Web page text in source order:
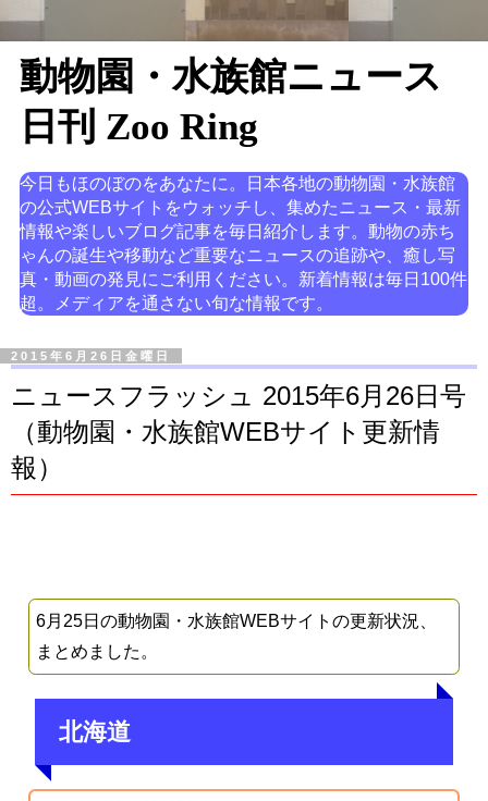
動物園・水族館ニュース
日刊 Zoo Ring
今日もほのぼのをあなたに。日本各地の動物園・水族館
の公式WEBサイトをウォッチし、集めたニュース・最新
情報や楽しいブログ記事を毎日紹介します。動物の赤ち
ゃんの誕生や移動など重要なニュースの追跡や、癒し写
真・動画の発見にご利用ください。新着情報は毎日100件
超。メディアを通さない旬な情報です。
2015年6月26日金曜日
ニュースフラッシュ 2015年6月26日号
（動物園・水族館WEBサイト更新情
報）
6月25日の動物園・水族館WEBサイトの更新状況、
まとめました。
北海道